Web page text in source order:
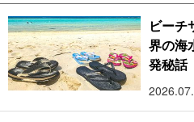
ビーチ
界の海
発秘話